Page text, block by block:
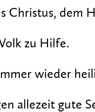
Christus, dem
zu Hilfe.
wieder
allezeit gute